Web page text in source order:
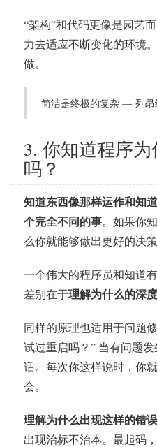
“架构”和代码更像是园艺
力去适应不断变化的环境
做。
简洁是终极的复杂 — 列昂
3. 你知道程序
吗？
知道东西像那样运作和知
个完全不同的事。如果你
么你就能够做出更好的决策
一个伟大的程序员和知道
差别在于理解为什么的深度
同样的原理也适用于问题
试过重启吗？” 当有问题
话。每次你这样说时，你
会。
理解为什么出现这样的错
出现治标不治本。最起码